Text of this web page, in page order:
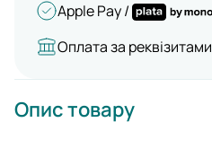
Apple Pay /
Оплата за реквізитами
Опис товару